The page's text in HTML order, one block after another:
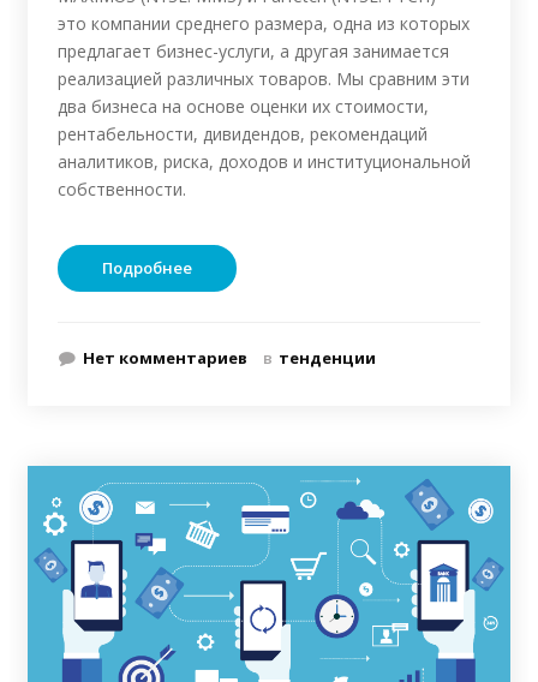
это компании среднего размера, одна из которых
предлагает бизнес-услуги, а другая занимается
реализацией различных товаров. Мы сравним эти
два бизнеса на основе оценки их стоимости,
рентабельности, дивидендов, рекомендаций
аналитиков, риска, доходов и институциональной
собственности.
Подробнее
Нет комментариев в тенденции